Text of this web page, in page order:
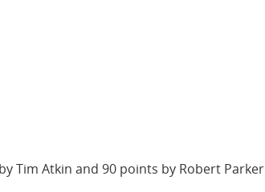
Tim Atkin and 90 points by Robert Parker